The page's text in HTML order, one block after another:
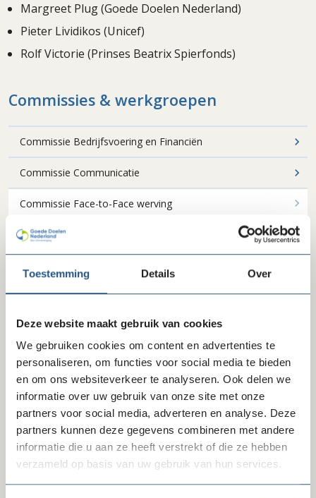
Toestemming Details Over
Deze website maakt gebruik van cookies
We gebruiken cookies om content en advertenties te
personaliseren, om functies voor social media te bieden
en om ons websiteverkeer te analyseren. Ook delen we
informatie over uw gebruik van onze site met onze
partners voor social media, adverteren en analyse. Deze
partners kunnen deze gegevens combineren met andere
informatie die u aan ze heeft verstrekt of die ze hebben
verzameld op basis van uw gebruik van hun services.
Margreet Plug (Goede Doelen Nederland)
Pieter Lividikos (Unicef)
Rolf Victorie (Prinses Beatrix Spierfonds)
Commissies & werkgroepen
Commissie Bedrijfsvoering en Financiën
Commissie Communicatie
Commissie Face-to-Face werving
Commissie HR
Groep Bestuurs- en Directiesecretarissen
ICT-overleg
Intervisiegroep Inkoop
Kennisgroep Vrijwilligersmanagement
Klankbordgroep Geven in Nederland
Klankbordgroep Public Affairs
Programmateam Nalaten